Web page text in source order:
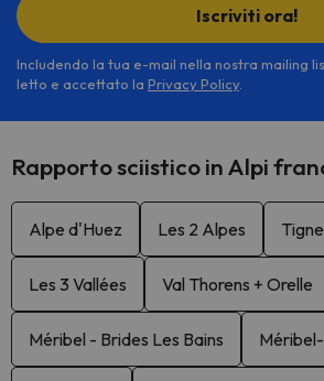
Iscriviti ora!
Includendo la tua e-mail nella nostra mailing
letto e accettato la Privacy Policy.
Rapporto sciistico in Alpi
Alpe d'Huez Les 2 Alpes
Les 3 Vallées Val Thorens + Orelle
Méribel - Brides Les Bains